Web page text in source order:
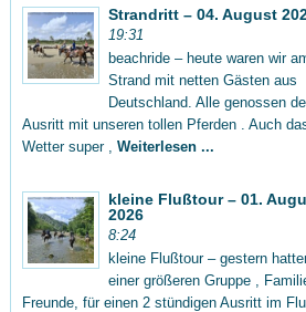
Strandritt – 04. August
19:31
beachride – heute waren wir
Strand mit netten Gästen aus
Deutschland. Alle genossen
Ausritt mit unseren tollen Pferden . Auch
Wetter super , Weiterlesen ...
kleine Flußtour – 01.
2026
8:24
kleine Flußtour – gestern
einer größeren Gruppe ,
Freunde, für einen 2 stündigen Ausritt im